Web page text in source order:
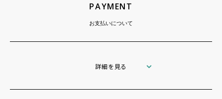
PAYMENT
お支払いについて
詳細を見る